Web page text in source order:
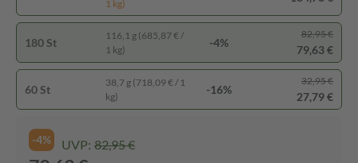
1 kg)
180 St
116,1 g (685,87 € /
1 kg)
-4%
82,95 €
79,63 €
60 St
38,7 g (718,09 € / 1
kg)
-16%
32,95 €
27,79 €
-4% UVP: 82,95 €